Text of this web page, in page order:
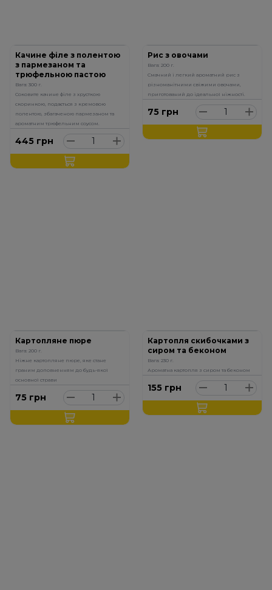
Качине філе з полентою
з пармезаном та
трюфельною пастою
Вага: 300 г.
Соковите качине філе з хрусткою
скоринкою, подається з кремовою
полентою, збагаченою пармезаном та
ароматним трюфельним соусом.
445 грн
Рис з овочами
Вага: 200 г.
Смачний і легкий ароматний рис з
різноманітними свіжими овочами,
приготований до ідеальної ніжності.
75 грн
Картопляне пюре
Вага: 200 г.
Ніжне картопляне пюре, яке стане
граним доповненням до будь-якої
основної страви
75 грн
Картопля скибочками з
сиром та беконом
Вага: 230 г.
Ароматна картопля з сиром та беконом
155 грн